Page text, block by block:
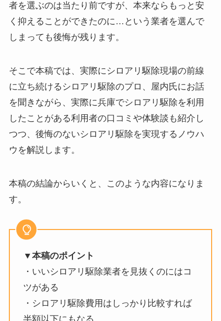
者を選ぶのは当たり前ですが、本来ならもっと安
く抑えることができたのに…という業者を選んで
しまっても後悔が残ります。
そこで本稿では、実際にシロアリ駆除現場の前線
に立ち続けるシロアリ駆除のプロ、屋内氏にお話
を聞きながら、実際に兵庫でシロアリ駆除を利用
したことがある利用者の口コミや体験談も紹介し
つつ、後悔のないシロアリ駆除を実現するノウハ
ウを解説します。
本稿の結論からいくと、このような内容になりま
す。
▼本稿のポイント
・いいシロアリ駆除業者を見抜くのにはコ
ツがある
・シロアリ駆除費用はしっかり比較すれば